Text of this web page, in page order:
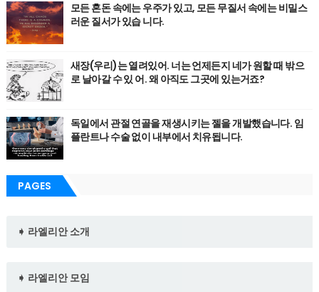
모든 혼돈 속에는 우주가 있고, 모든 무질서 속에는 비밀스
러운 질서가 있습 니다.
새장(우리)는 열려있어. 너는 언제든지 네가 원할 때 밖으
로 날아갈 수 있 어. 왜 아직도 그곳에 있는거죠?
독일에서 관절 연골을 재생시키는 젤을 개발했습니다. 임
플란트나 수술 없이 내부에서 치유됩니다.
PAGES
➧ 라엘리안 소개
➧ 라엘리안 모임